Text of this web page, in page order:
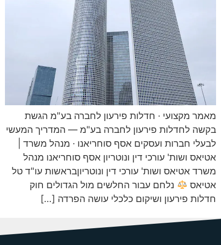
מאמר מקצועי · חדלות פירעון לחברה בע"מ הגשת
בקשה לחדלות פירעון לחברה בע"מ — המדריך המעשי
לבעלי חברות ועסקים אסף סוחריאנו · מנהל משרד |
אטיאס ושות' עורכי דין ונוטריון אסף סוחריאנו מנהל
משרד אטיאס ושות' עורכי דין ונוטריוןבראשות עו"ד טל
אטיאס
נלחם עבור החלשים מול הגדולים חוק
חדלות פירעון ושיקום כלכלי עושה הפרדה […]